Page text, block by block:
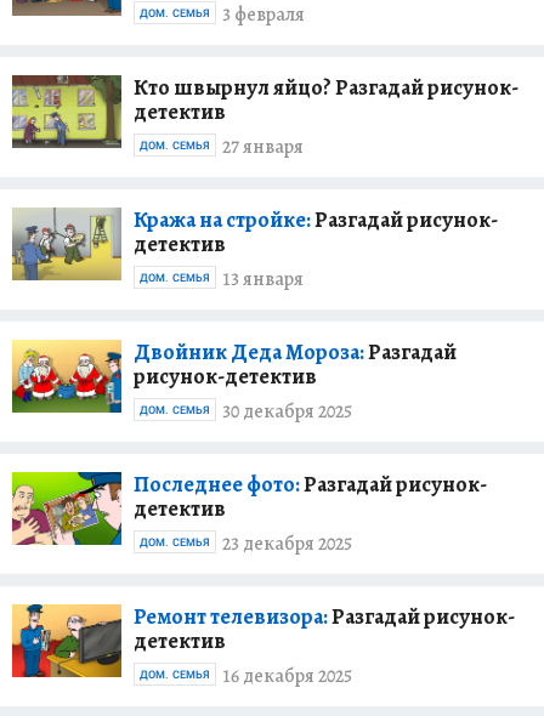
3 февраля
ДОМ. СЕМЬЯ
Кто швырнул яйцо? Разгадай рисунок-
детектив
27 января
ДОМ. СЕМЬЯ
Кража на стройке:Разгадай рисунок-
детектив
13 января
ДОМ. СЕМЬЯ
Двойник Деда Мороза:Разгадай
рисунок-детектив
30 декабря 2025
ДОМ. СЕМЬЯ
Последнее фото:Разгадай рисунок-
детектив
23 декабря 2025
ДОМ. СЕМЬЯ
Ремонт телевизора:Разгадай рисунок-
детектив
16 декабря 2025
ДОМ. СЕМЬЯ